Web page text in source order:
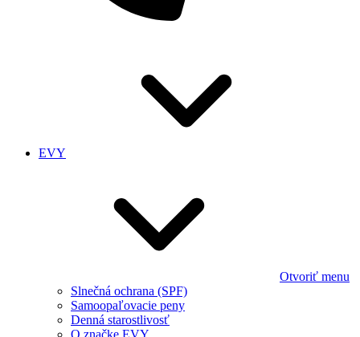
EVY
Otvoriť menu
Slnečná ochrana (SPF)
Samoopaľovacie peny
Denná starostlivosť
O značke EVY